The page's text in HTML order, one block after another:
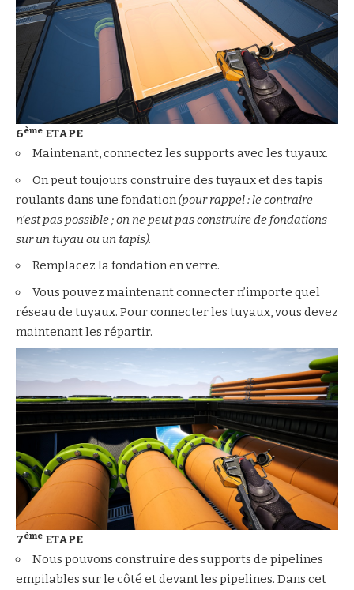
6ème ETAPE
Maintenant, connectez les supports avec les tuyaux.
On peut toujours construire des tuyaux et des tapis
roulants dans une fondation(pour rappel : le contraire
n’est pas possible ; on ne peut pas construire de fondations
sur un tuyau ou un tapis).
Remplacez la fondation en verre.
Vous pouvez maintenant connecter n’importe quel
réseau de tuyaux. Pour connecter les tuyaux, vous devez
maintenant les répartir.
7ème ETAPE
Nous pouvons construire des supports de pipelines
empilables sur le côté et devant les pipelines. Dans cet